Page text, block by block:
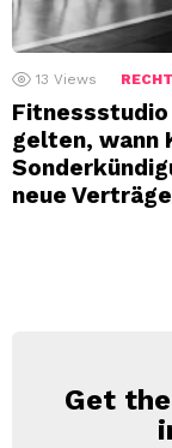
13 Views
gelten, wann
neue
Get